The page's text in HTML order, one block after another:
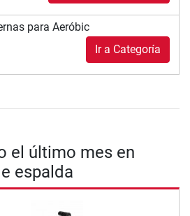
para Aeróbic
Ir a Categoría
el último mes en
espalda